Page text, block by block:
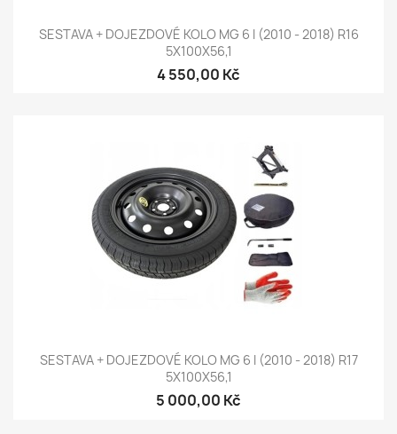
SESTAVA + DOJEZDOVÉ KOLO MG 6 I (2010 - 2018) R16
5X100X56,1
4 550,00 Kč
SESTAVA + DOJEZDOVÉ KOLO MG 6 I (2010 - 2018) R17
5X100X56,1
5 000,00 Kč